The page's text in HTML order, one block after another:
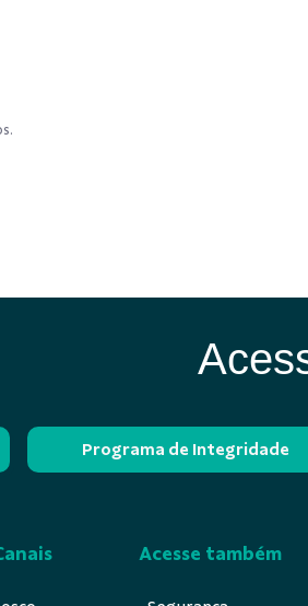
Programa de Integridade
Acesse também